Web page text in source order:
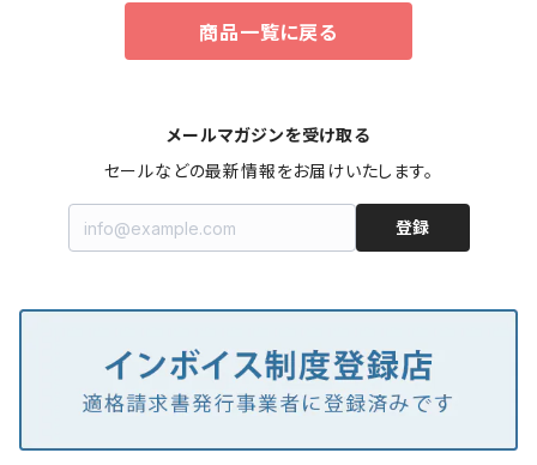
商品一覧に戻る
メールマガジンを受け取る
セールなどの最新情報をお届けいたします。
登録